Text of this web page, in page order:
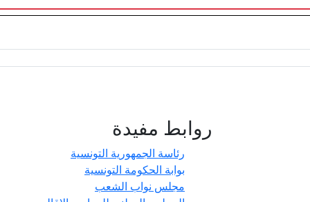
روابط مفيدة
رئاسة الجمهورية التونسية
بوابة الحكومة التونسية
مجلس نواب الشعب